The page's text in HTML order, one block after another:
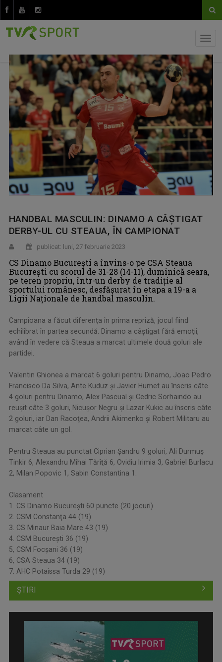
HANDBAL MASCULIN: DINAMO A CÂŞTIGAT
DERBY-UL CU STEAUA, ÎN CAMPIONAT
publicat: luni, 27 februarie 2023
CS Dinamo Bucureşti a învins-o pe CSA Steaua
Bucureşti cu scorul de 31-28 (14-11), duminică seara,
pe teren propriu, într-un derby de tradiţie al
sportului românesc, desfăşurat în etapa a 19-a a
Ligii Naţionale de handbal masculin.
Campioana a făcut diferenţa în prima repriză, jocul fiind
echilibrat în partea secundă. Dinamo a câştigat fără emoţii,
având în vedere că Steaua a marcat ultimele două goluri ale
partidei.
Valentin Ghionea a marcat 6 goluri pentru Dinamo, Joao Pedro
Francisco Da Silva, Ante Kuduz şi Javier Humet au înscris câte
4 goluri pentru Dinamo, Alex Pascual şi Cedric Sorhaindo au
reuşit câte 3 goluri, Nicuşor Negru şi Lazar Kukic au înscris câte
2 goluri, iar Dan Racoţea, Andrii Akimenko şi Robert Militaru au
marcat câte un gol.
Pentru Steaua au punctat Ciprian Şandru 9 goluri, Ali Durmuş
Tinkir 6, Alexandru Mihai Tărîţă 6, Ovidiu Irimia 3, Gabriel Burlacu
2, Milan Popovic 1, Sabin Constantina 1.
Clasament
1. CS Dinamo Bucureşti 60 puncte (20 jocuri)
2. CSM Constanţa 44 (19)
3. CS Minaur Baia Mare 43 (19)
4. CSM Bucureşti 36 (19)
5, CSM Focşani 36 (19)
6, CSA Steaua 34 (19)
7. AHC Potaissa Turda 29 (19)
ȘTIRI